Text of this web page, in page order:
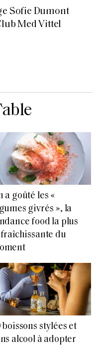
Sofie Dumont
Med Vittel
a goûté les «
givrés », la
food la plus
du
boissons stylées et
alcool à adopter